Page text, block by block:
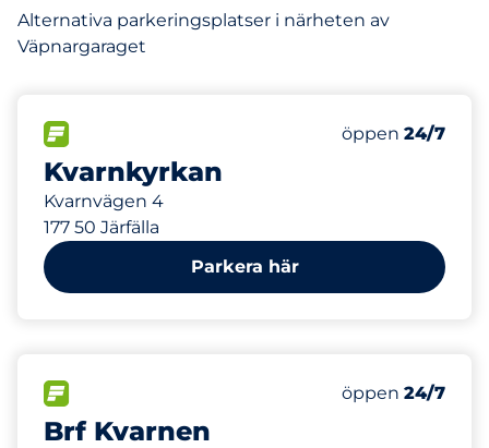
Alternativa parkeringsplatser i närheten av
Väpnargaraget
Kvarnkyrkan
Kvarnvägen 4
177 50 Järfälla
Antal
Totalt antal
Fredag
öppen 24/7
322 m
Parkera här
Brf Kvarnen
Antal
Totalt antal
Fredag
öppen 24/7
338 m